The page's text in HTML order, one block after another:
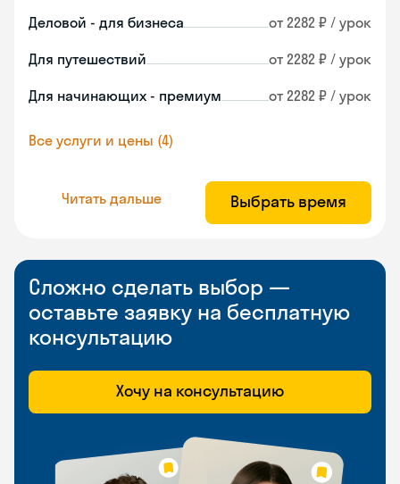
Деловой - для бизнеса от 2282 ₽ / урок
Для путешествий от 2282 ₽ / урок
Для начинающих - премиум от 2282 ₽ / урок
Все услуги и цены (4)
Читать дальше Выбрать время
Сложно сделать выбор —
оставьте заявку на бесплатную
консультацию
Хочу на консультацию